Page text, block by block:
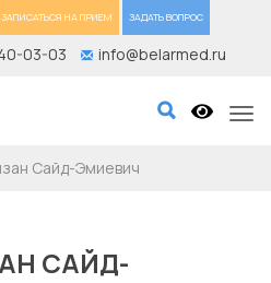
ЗАПИСАТЬСЯ НА ПРИЕМ ЗАДАТЬ ВОПРОС
03-03 info@belarmed.ru
Сайд-Эмиевич
САЙД-